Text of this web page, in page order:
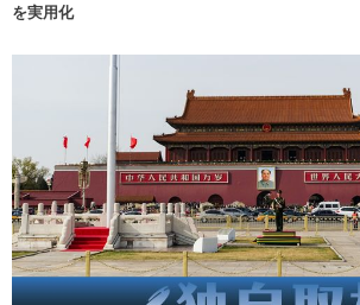
を実用化